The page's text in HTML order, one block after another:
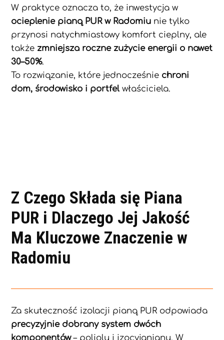
W praktyce oznacza to, że inwestycja w
ocieplenie pianą PUR w Radomiu nie tylko
przynosi natychmiastowy komfort cieplny, ale
także zmniejsza roczne zużycie energii o nawet
30–50%.
To rozwiązanie, które jednocześnie chroni
dom, środowisko i portfel właściciela.
Z Czego Składa się Piana
PUR i Dlaczego Jej Jakość
Ma Kluczowe Znaczenie w
Radomiu
Za skuteczność izolacji pianą PUR odpowiada
precyzyjnie dobrany system dwóch
komponentów– poliolu i izocyjanianu. W